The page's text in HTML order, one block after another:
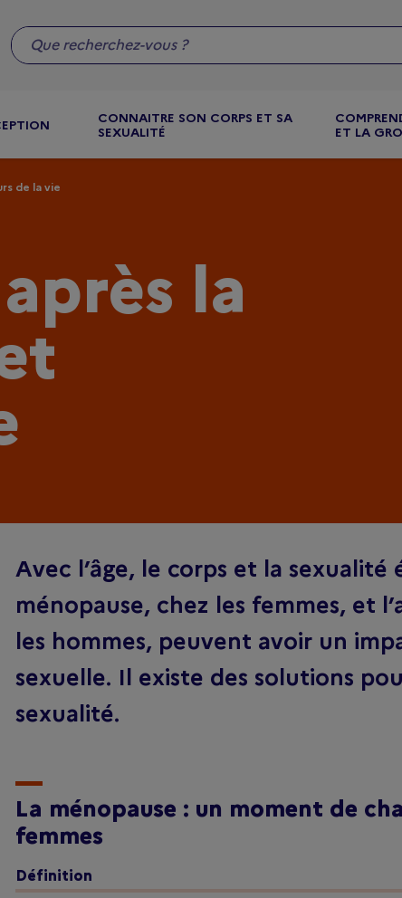
CONNAITRE SON CORPS ET SA
SEXUALITÉ
ET LA
de la vie
la
Avec l’âge, le corps et la sexualité
ménopause, chez les femmes, et
les hommes, peuvent avoir un
sexuelle. Il existe des solutions
sexualité.
La ménopause : un moment de
femmes
Définition